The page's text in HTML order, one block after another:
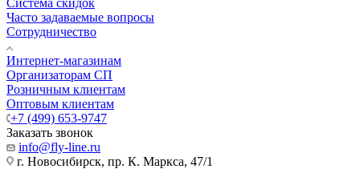
Часто задаваемые вопросы
Сотрудничество
Интернет-магазинам
Организаторам СП
Розничным клиентам
Оптовым клиентам
+7 (499) 653-9747
Заказать звонок
info@fly-line.ru
г. Новосибирск, пр. К. Маркса, 47/1